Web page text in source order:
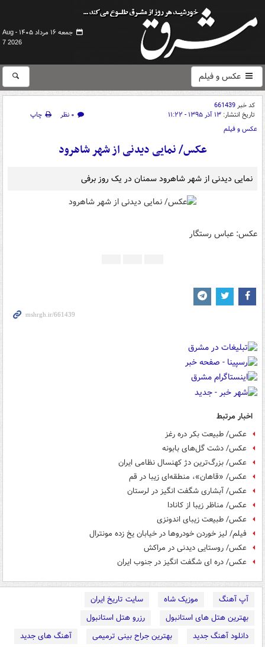
جمعه ۱۶ مرداد ۱۴۰۵ -
Aug
7 2026
عکس و فیلم
کد خبر661439
تاریخ انتشار: ۱۳ آذر ۱۳۹۵ - ۱۱:۲۲ ۰ نظر
چاپ
عکس و فیلم
عکس/ نمایی دیدنی از شهر شاهرود
نمایی دیدنی از شهر شاهرود سمنان در یک روز برفی
عکس: عباس رستگار
اخبار مرتبط
عکس/ طبیعت بکر دره رغز‎
عکس/ دشت گل‌های بابونه
عکس/ بزرگ‌ترین دژ کهنسال نظامی ایران
عکس/ «قاهان»، منطقه‌ای زیبا در قم
عکس/ آبشاری شگفت انگیز در لرستان
عکس/ مناظر زیبا از کانادا
عکس/ طبیعت زیبای اندونزی
فیلم/ لیز خوردن خودروها در خیابان یخ زده مونترال
عکس/ روستایی دیدنی در مراکش
عکس/ دره ای شگفت انگیز در جنوب ایران
آپ آهنگ موزیک شاه
سایت تاریخ ایران
بهترین هتل های استانبول
رزرو هتل استانبول
دانلود آهنگ جدید
بهترین جراح بینی ترمیمی
آهنگ های جدید